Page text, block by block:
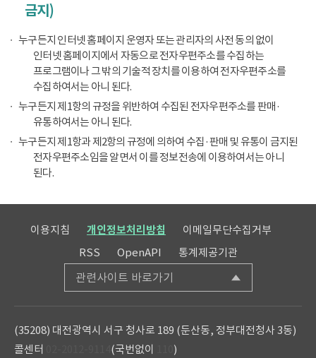
금지)
누구든지 인터넷 홈페이지 운영자 또는 관리자의 사전 동의 없이
인터넷 홈페이지에서 자동으로 전자우편주소를 수집하는
프로그램이나 그 밖의 기술적 장치를 이용하여 전자우편주소를
수집하여서는 아니 된다.
누구든지 제1항의 규정을 위반하여 수집된 전자우편주소를 판매·
유통하여서는 아니 된다.
누구든지 제1항과 제2항의 규정에 의하여 수집·판매 및 유통이 금지된
전자우편주소임을 알면서 이를 정보전송에 이용하여서는 아니
된다.
이용지침 개인정보처리방침
이메일무단수집거부
RSS
OpenAPI 통계제공기관
관련사이트 바로가기
(35208) 대전광역시 서구 청사로 189 (둔산동, 정부대전청사 3동)
콜센터
(국번없이 )